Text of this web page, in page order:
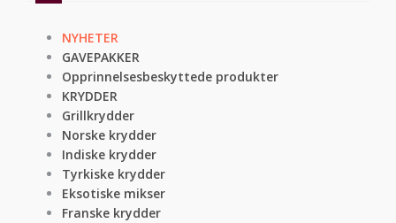
NYHETER
GAVEPAKKER
Opprinnelsesbeskyttede produkter
KRYDDER
Grillkrydder
Norske krydder
Indiske krydder
Tyrkiske krydder
Eksotiske mikser
Franske krydder